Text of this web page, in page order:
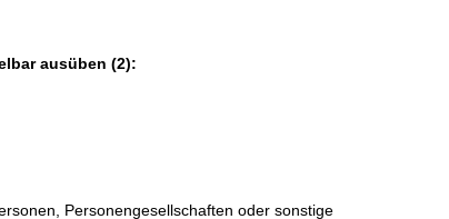
ausüben (2):
Personengesellschaften oder sonstige